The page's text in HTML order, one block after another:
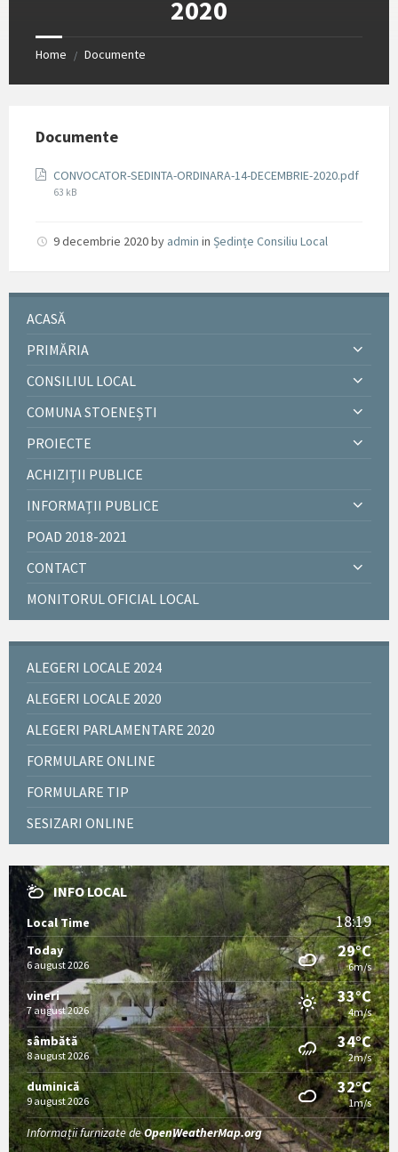
2020
Home / Documente
Documente
CONVOCATOR-SEDINTA-ORDINARA-14-DECEMBRIE-2020.pdf
File
63 kB
9 decembrie 2020by admin in Ședințe Consiliu Local
ACASĂ
PRIMĂRIA
CONSILIUL LOCAL
COMUNA STOENEȘTI
PROIECTE
ACHIZIȚII PUBLICE
INFORMAȚII PUBLICE
POAD 2018-2021
CONTACT
MONITORUL OFICIAL LOCAL
ALEGERI LOCALE 2024
ALEGERI LOCALE 2020
ALEGERI PARLAMENTARE 2020
FORMULARE ONLINE
FORMULARE TIP
SESIZARI ONLINE
INFO LOCAL
Local Time 18:19
Today
6 august 2026
29°C
6m/s
vineri
7 august 2026
33°C
4m/s
sâmbătă
8 august 2026
34°C
2m/s
duminică
9 august 2026
32°C
1m/s
Informații furnizate deOpenWeatherMap.org